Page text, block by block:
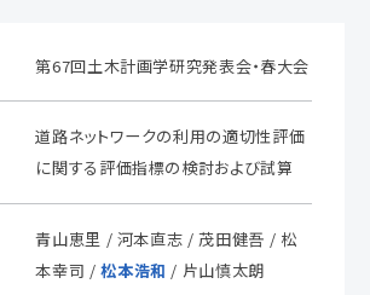
第67回土木計画学研究発表会・春大会
道路ネットワークの利用の適切性評価
に関する評価指標の検討および試算
青山恵里 / 河本直志 / 茂田健吾 / 松
本幸司 /松本浩和 / 片山慎太朗